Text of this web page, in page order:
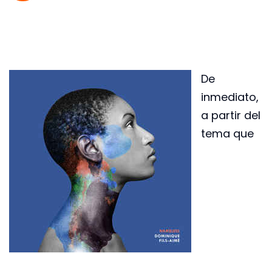
De
inmediato,
a partir del
tema que